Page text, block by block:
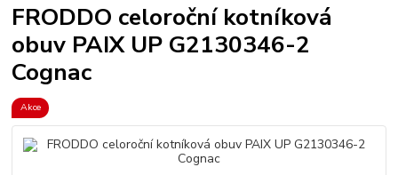
FRODDO celoroční kotníková
obuv PAIX UP G2130346-2
Cognac
Akce